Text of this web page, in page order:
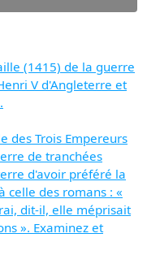
(1415) de la guerre
V d'Angleterre et
des Trois Empereurs
de tranchées
d'avoir préféré la
celle des romans : «
dit-il, elle méprisait
». Examinez et